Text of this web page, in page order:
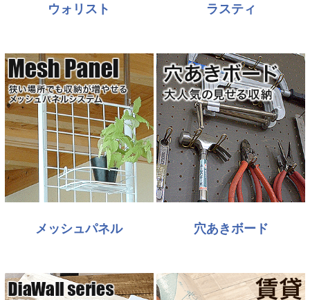
ウォリスト ラスティ
メッシュパネル 穴あきボード